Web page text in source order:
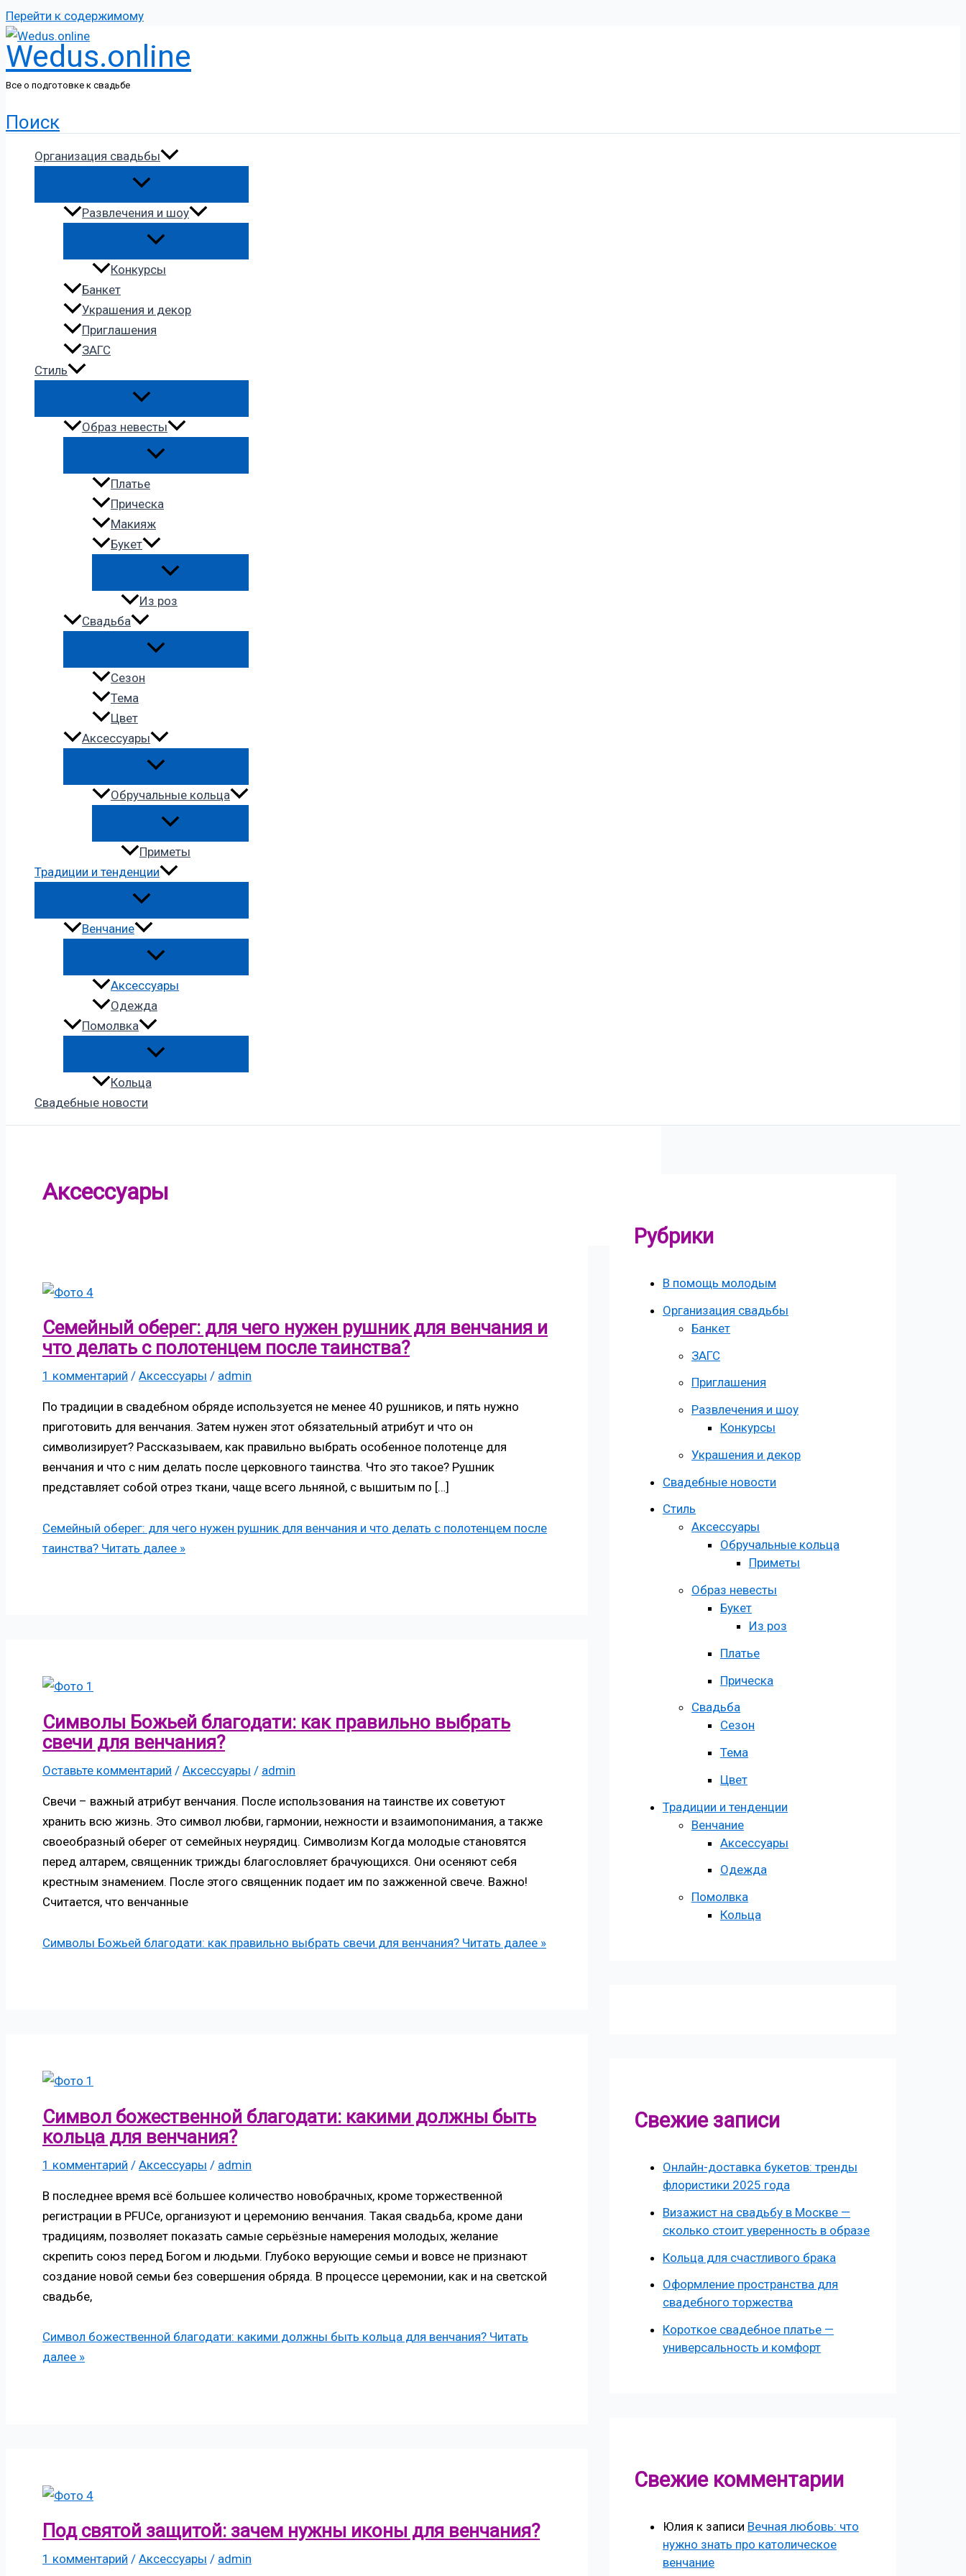
Перейти к содержимому
Wedus.online
Все о подготовке к свадьбе
Поиск
Организация свадьбы
Развлечения и шоу
Конкурсы
Банкет
Украшения и декор
Приглашения
ЗАГС
Стиль
Образ невесты
Платье
Прическа
Макияж
Букет
Из роз
Свадьба
Сезон
Тема
Цвет
Аксессуары
Обручальные кольца
Приметы
Традиции и тенденции
Венчание
Аксессуары
Одежда
Помолвка
Кольца
Свадебные новости
Аксессуары
Семейный оберег: для чего нужен рушник для венчания и
что делать с полотенцем после таинства?
1 комментарий / Аксессуары / admin
По традиции в свадебном обряде используется не менее 40 рушников, и пять нужно
приготовить для венчания. Затем нужен этот обязательный атрибут и что он
символизирует? Рассказываем, как правильно выбрать особенное полотенце для
венчания и что с ним делать после церковного таинства. Что это такое? Рушник
представляет собой отрез ткани, чаще всего льняной, с вышитым по […]
Семейный оберег: для чего нужен рушник для венчания и что делать с полотенцем после
таинства? Читать далее »
Символы Божьей благодати: как правильно выбрать
свечи для венчания?
Оставьте комментарий / Аксессуары / admin
Свечи – важный атрибут венчания. После использования на таинстве их советуют
хранить всю жизнь. Это символ любви, гармонии, нежности и взаимопонимания, а также
своеобразный оберег от семейных неурядиц. Символизм Когда молодые становятся
перед алтарем, священник трижды благословляет брачующихся. Они осеняют себя
крестным знамением. После этого священник подает им по зажженной свече. Важно!
Считается, что венчанные
Символы Божьей благодати: как правильно выбрать свечи для венчания? Читать далее »
Символ божественной благодати: какими должны быть
кольца для венчания?
1 комментарий / Аксессуары / admin
В последнее время всё большее количество новобрачных, кроме торжественной
регистрации в PFUCе, организуют и церемонию венчания. Такая свадьба, кроме дани
традициям, позволяет показать самые серьёзные намерения молодых, желание
скрепить союз перед Богом и людьми. Глубоко верующие семьи и вовсе не признают
создание новой семьи без совершения обряда. В процессе церемонии, как и на светской
свадьбе,
Символ божественной благодати: какими должны быть кольца для венчания? Читать
далее »
Под святой защитой: зачем нужны иконы для венчания?
1 комментарий / Аксессуары / admin
Рубрики
В помощь молодым
Организация свадьбы
Банкет
ЗАГС
Приглашения
Развлечения и шоу
Конкурсы
Украшения и декор
Свадебные новости
Стиль
Аксессуары
Обручальные кольца
Приметы
Образ невесты
Букет
Из роз
Платье
Прическа
Свадьба
Сезон
Тема
Цвет
Традиции и тенденции
Венчание
Аксессуары
Одежда
Помолвка
Кольца
Свежие записи
Онлайн-доставка букетов: тренды
флористики 2025 года
Визажист на свадьбу в Москве —
сколько стоит уверенность в образе
Кольца для счастливого брака
Оформление пространства для
свадебного торжества
Короткое свадебное платье —
универсальность и комфорт
Свежие комментарии
Юлия к записи Вечная любовь: что
нужно знать про католическое
венчание